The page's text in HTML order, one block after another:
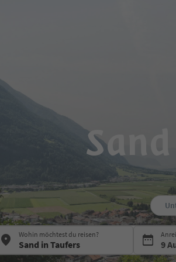
Wohin möchtest du reisen?
9
Drücke